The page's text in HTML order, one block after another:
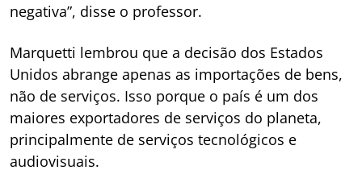
negativa”, disse o professor.
Marquetti lembrou que a decisão dos Estados
Unidos abrange apenas as importações de bens,
não de serviços. Isso porque o país é um dos
maiores exportadores de serviços do planeta,
principalmente de serviços tecnológicos e
audiovisuais.